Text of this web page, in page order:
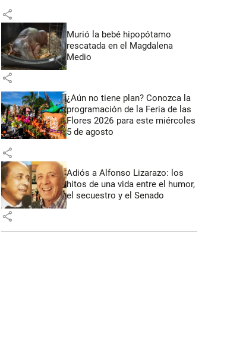
share
Murió la bebé hipopótamo
rescatada en el Magdalena
Medio
share
¿Aún no tiene plan? Conozca la
programación de la Feria de las
Flores 2026 para este miércoles
5 de agosto
share
Adiós a Alfonso Lizarazo: los
hitos de una vida entre el humor,
el secuestro y el Senado
share